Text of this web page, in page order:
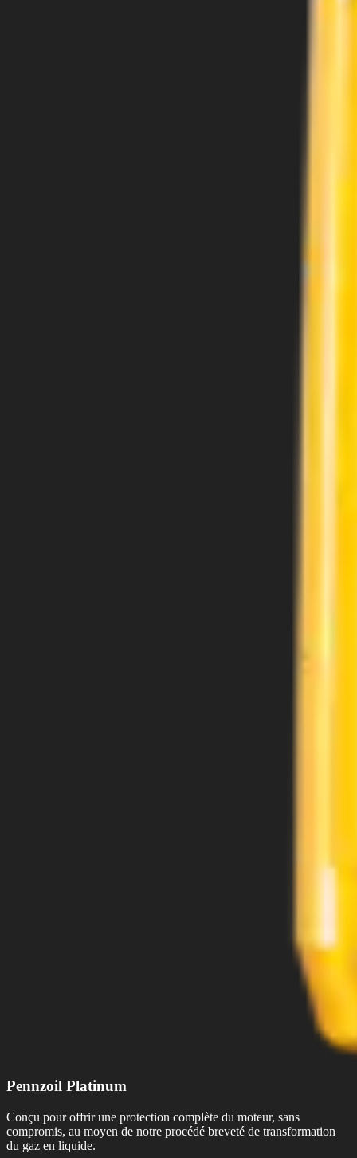
Pennzoil Platinum
Conçu pour offrir une protection complète du moteur, sans
compromis, au moyen de notre procédé breveté de transformation
du gaz en liquide.